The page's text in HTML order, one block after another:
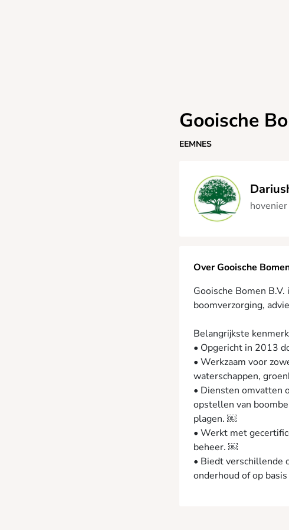
Gooische
EEMNES
hovenier
Over Gooische
Gooische Bomen
boomverzorging,
Belangrijkste
• Opgericht in 2013
• Werkzaam voor
waterschappen,
• Diensten omvatten
opstellen van
plagen. ￼
• Werkt met
beheer. ￼
• Biedt verschillende
onderhoud of op